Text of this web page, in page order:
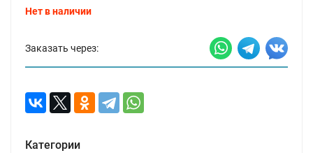
Нет в наличии
Заказать через:
Категории